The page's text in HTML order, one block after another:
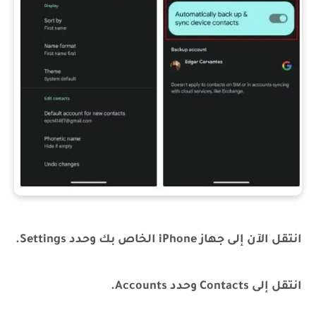
انتقل الآن إلى جهاز iPhone الخاص بك وحدد Settings.
انتقل إلى Contacts وحدد Accounts.